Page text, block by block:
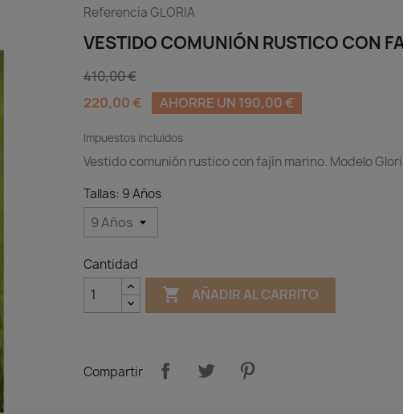
Referencia GLORIA
VESTIDO COMUNIÓN RUSTICO CON
410,00 €
220,00 €
AHORRE UN 190,00 €
Impuestos incluidos
Vestido comunión rustico con fajín marino. Modelo
Tallas: 9 Años
Cantidad
 AÑADIR AL CARRITO
Compartir